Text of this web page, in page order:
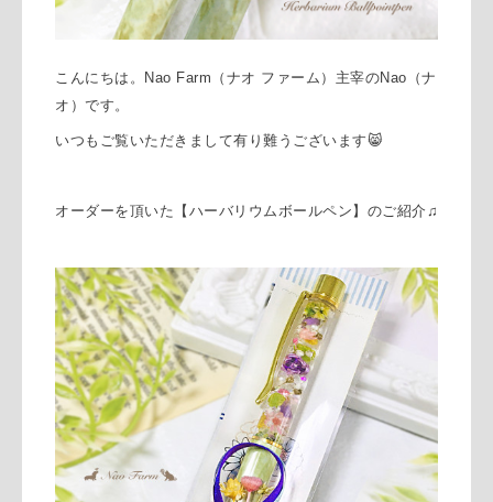
こんにちは。Nao Farm（ナオ ファーム）主宰のNao（ナ
オ）です。
いつもご覧いただきまして有り難うございます😸
オーダーを頂いた【ハーバリウムボールペン】のご紹介♫